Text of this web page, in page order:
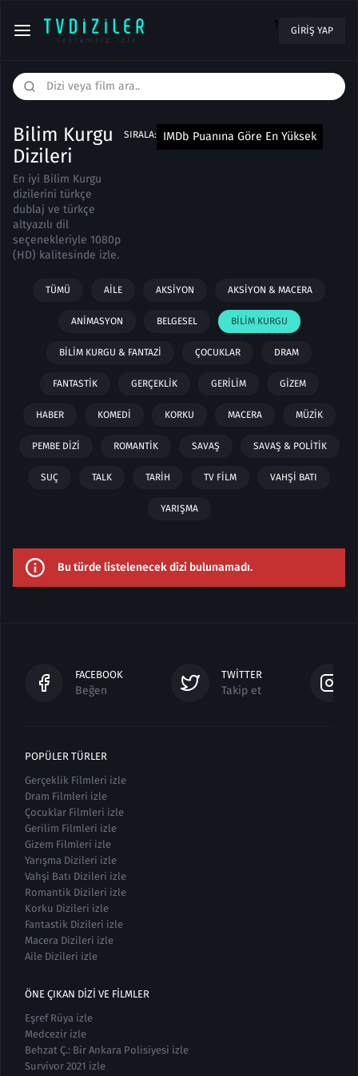
1 GIRIŞ YAP
Bilim Kurgu
Dizileri
En iyi Bilim Kurgu
dizilerini türkçe
dublaj ve türkçe
altyazılı dil
seçenekleriyle 1080p
(HD) kalitesinde izle.
SIRALA: IMDb Puanına Göre En Yüksek
TÜMÜ AILE AKSIYON AKSIYON & MACERA
ANIMASYON BELGESEL BILIM KURGU
BILIM KURGU & FANTAZI ÇOCUKLAR DRAM
FANTASTIK GERÇEKLIK GERILIM GIZEM
HABER KOMEDI KORKU MACERA MÜZIK
PEMBE DIZI ROMANTIK SAVAŞ SAVAŞ & POLITIK
SUÇ TALK TARIH TV FILM VAHŞI BATI
YARIŞMA
Bu türde listelenecek dizi bulunamadı.
FACEBOOK
Beğen
TWITTER
Takip et
POPÜLER TÜRLER
Gerçeklik Filmleri izle
Dram Filmleri izle
Çocuklar Filmleri izle
Gerilim Filmleri izle
Gizem Filmleri izle
Yarışma Dizileri izle
Vahşi Batı Dizileri izle
Romantik Dizileri izle
Korku Dizileri izle
Fantastik Dizileri izle
Macera Dizileri izle
Aile Dizileri izle
ÖNE ÇIKAN DIZI VE FILMLER
Eşref Rüya izle
Medcezir izle
Behzat Ç.: Bir Ankara Polisiyesi izle
Survivor 2021 izle